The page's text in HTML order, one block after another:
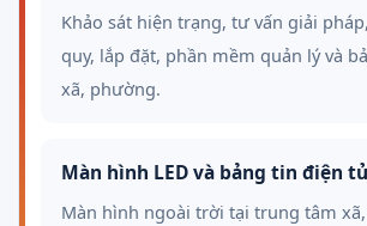
Khảo sát hiện trạng, tư vấn giải
quy, lắp đặt, phần mềm quản lý và
xã, phường.
Màn hình LED và bảng tin điện
Màn hình ngoài trời tại trung tâm